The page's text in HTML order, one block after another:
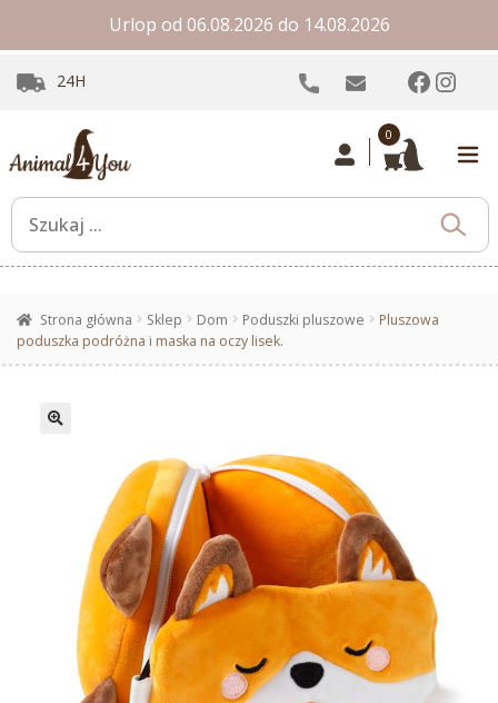
Urlop od 06.08.2026 do 14.08.2026
24H
0
Strona główna Sklep Dom Poduszki pluszowe
Pluszowa
poduszka podróżna i maska na oczy lisek.